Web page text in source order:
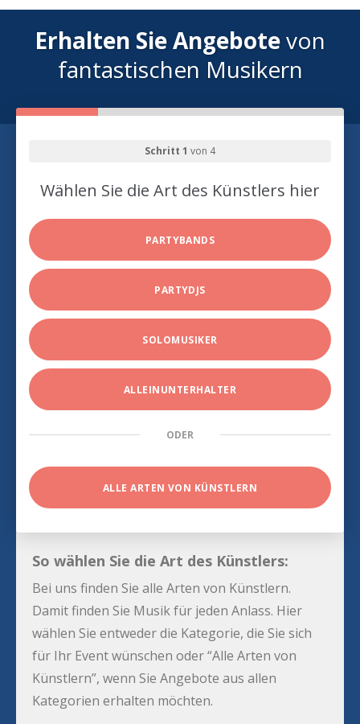
Erhalten Sie Angebotevon
fantastischen Musikern
Schritt 1 von 4
Wählen Sie die Art des Künstlers hier
PARTYBANDS
PARTYDJS
SOLOMUSIKER
ALLEINUNTERHALTER
ODER
ALLE ARTEN VON KÜNSTLERN
So wählen Sie die Art des Künstlers:
Bei uns finden Sie alle Arten von Künstlern.
Damit finden Sie Musik für jeden Anlass. Hier
wählen Sie entweder die Kategorie, die Sie sich
für Ihr Event wünschen oder “Alle Arten von
Künstlern”, wenn Sie Angebote aus allen
Kategorien erhalten möchten.